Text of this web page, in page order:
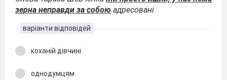
зерна неправди за собою адресовані
варіанти відповідей
коханій дівчині
однодумцям